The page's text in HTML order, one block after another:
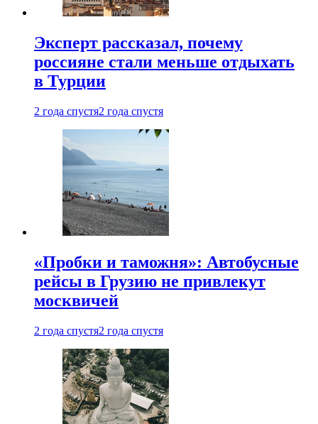
Эксперт рассказал, почему
россияне стали меньше отдыхать
в Турции
2 года спустя2 года спустя
«Пробки и таможня»: Автобусные
рейсы в Грузию не привлекут
москвичей
2 года спустя2 года спустя